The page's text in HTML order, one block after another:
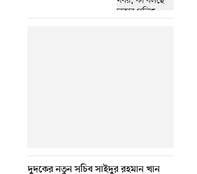
দুদকের নতুন সচিব সাইদুর রহমান খান